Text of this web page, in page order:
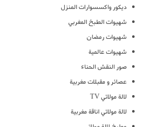
ديكور واكسسوارات المنزل
شهيوات الطبخ المغربي
شهيوات رمضان
شهيوات عالمية
صور النقش الحناء
عصائر و مقبلات مغربية
لالة مولاتي TV
لالة مولاتي اناقة مغربية